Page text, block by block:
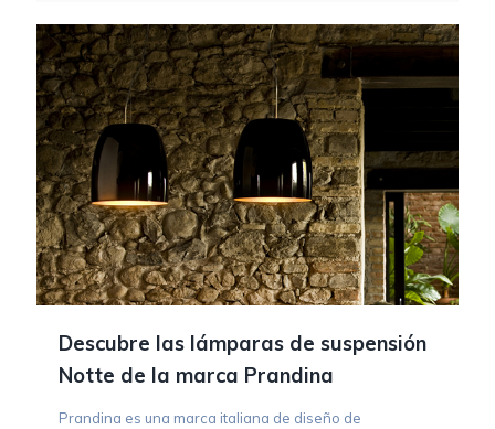
Descubre las lámparas de suspensión
Notte de la marca Prandina
Prandina es una marca italiana de diseño de